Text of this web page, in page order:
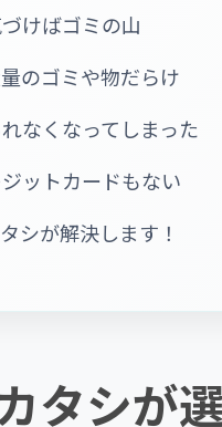
けばゴミの山
のゴミや物だらけ
なくなってしまった
ットカードもない
シが解決します！
タシが